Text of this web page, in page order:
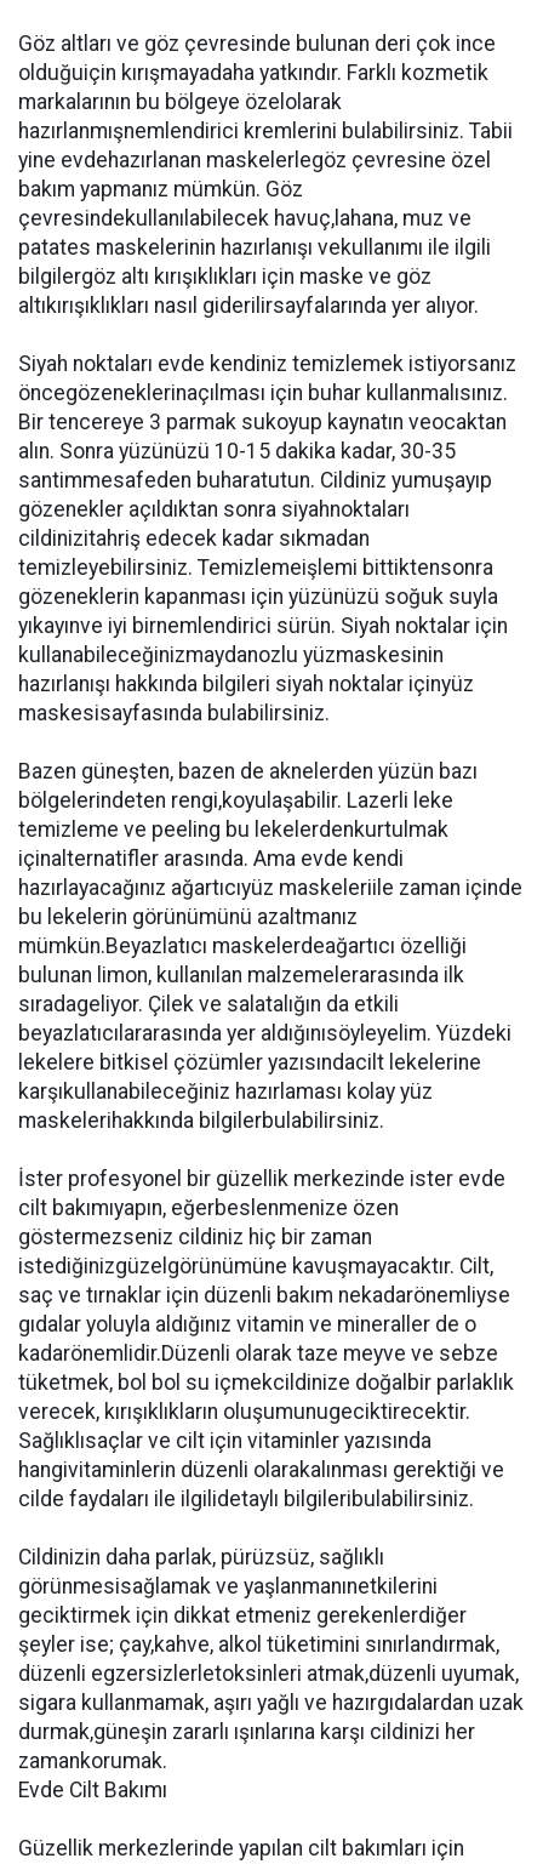
Göz altları ve göz çevresinde bulunan deri çok ince
olduğuiçin kırışmayadaha yatkındır. Farklı kozmetik
markalarının bu bölgeye özelolarak
hazırlanmışnemlendirici kremlerini bulabilirsiniz. Tabii
yine evdehazırlanan maskelerlegöz çevresine özel
bakım yapmanız mümkün. Göz
çevresindekullanılabilecek havuç,lahana, muz ve
patates maskelerinin hazırlanışı vekullanımı ile ilgili
bilgilergöz altı kırışıklıkları için maske ve göz
altıkırışıklıkları nasıl giderilirsayfalarında yer alıyor.
Siyah noktaları evde kendiniz temizlemek istiyorsanız
öncegözeneklerinaçılması için buhar kullanmalısınız.
Bir tencereye 3 parmak sukoyup kaynatın veocaktan
alın. Sonra yüzünüzü 10-15 dakika kadar, 30-35
santimmesafeden buharatutun. Cildiniz yumuşayıp
gözenekler açıldıktan sonra siyahnoktaları
cildinizitahriş edecek kadar sıkmadan
temizleyebilirsiniz. Temizlemeişlemi bittiktensonra
gözeneklerin kapanması için yüzünüzü soğuk suyla
yıkayınve iyi birnemlendirici sürün. Siyah noktalar için
kullanabileceğinizmaydanozlu yüzmaskesinin
hazırlanışı hakkında bilgileri siyah noktalar içinyüz
maskesisayfasında bulabilirsiniz.
Bazen güneşten, bazen de aknelerden yüzün bazı
bölgelerindeten rengi,koyulaşabilir. Lazerli leke
temizleme ve peeling bu lekelerdenkurtulmak
içinalternatifler arasında. Ama evde kendi
hazırlayacağınız ağartıcıyüz maskeleriile zaman içinde
bu lekelerin görünümünü azaltmanız
mümkün.Beyazlatıcı maskelerdeağartıcı özelliği
bulunan limon, kullanılan malzemelerarasında ilk
sıradageliyor. Çilek ve salatalığın da etkili
beyazlatıcılararasında yer aldığınısöyleyelim. Yüzdeki
lekelere bitkisel çözümler yazısındacilt lekelerine
karşıkullanabileceğiniz hazırlaması kolay yüz
maskelerihakkında bilgilerbulabilirsiniz.
İster profesyonel bir güzellik merkezinde ister evde
cilt bakımıyapın, eğerbeslenmenize özen
göstermezseniz cildiniz hiç bir zaman
istediğinizgüzelgörünümüne kavuşmayacaktır. Cilt,
saç ve tırnaklar için düzenli bakım nekadarönemliyse
gıdalar yoluyla aldığınız vitamin ve mineraller de o
kadarönemlidir.Düzenli olarak taze meyve ve sebze
tüketmek, bol bol su içmekcildinize doğalbir parlaklık
verecek, kırışıklıkların oluşumunugeciktirecektir.
Sağlıklısaçlar ve cilt için vitaminler yazısında
hangivitaminlerin düzenli olarakalınması gerektiği ve
cilde faydaları ile ilgilidetaylı bilgileribulabilirsiniz.
Cildinizin daha parlak, pürüzsüz, sağlıklı
görünmesisağlamak ve yaşlanmanınetkilerini
geciktirmek için dikkat etmeniz gerekenlerdiğer
şeyler ise; çay,kahve, alkol tüketimini sınırlandırmak,
düzenli egzersizlerletoksinleri atmak,düzenli uyumak,
sigara kullanmamak, aşırı yağlı ve hazırgıdalardan uzak
durmak,güneşin zararlı ışınlarına karşı cildinizi her
zamankorumak.
Evde Cilt Bakımı
Güzellik merkezlerinde yapılan cilt bakımları için